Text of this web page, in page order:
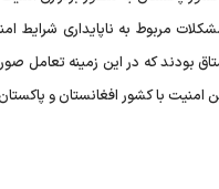
مربوط به ناپایداری شرایط
بودند که در این زمینه تعامل
امنیت با کشور افغانستان و